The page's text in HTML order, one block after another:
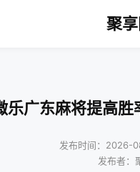
聚享
乐广东麻将提高
发布时间：2026-
发布者：